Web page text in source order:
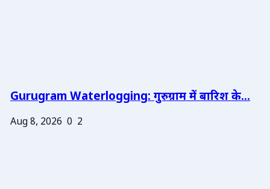
Gurugram Waterlogging: गुरुग्राम में बारिश के...
Aug 8, 2026 0 2